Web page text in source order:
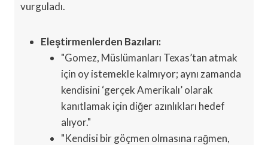
vurguladı.
Eleştirmenlerden Bazıları:
"Gomez, Müslümanları Texas’tan atmak
için oy istemekle kalmıyor; aynı zamanda
kendisini ‘gerçek Amerikalı’ olarak
kanıtlamak için diğer azınlıkları hedef
alıyor."
"Kendisi bir göçmen olmasına rağmen,